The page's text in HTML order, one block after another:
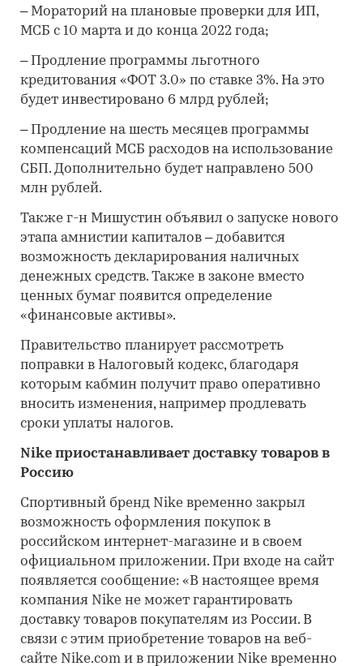
– Мораторий на плановые проверки для ИП,
МСБ с 10 марта и до конца 2022 года;
– Продление программы льготного
кредитования «ФОТ 3.0» по ставке 3%. На это
будет инвестировано 6 млрд рублей;
– Продление на шесть месяцев программы
компенсаций МСБ расходов на использование
СБП. Дополнительно будет направлено 500
млн рублей.
Также г-н Мишустин объявил о запуске нового
этапа амнистии капиталов – добавится
возможность декларирования наличных
денежных средств. Также в законе вместо
ценных бумаг появится определение
«финансовые активы».
Правительство планирует рассмотреть
поправки в Налоговый кодекс, благодаря
которым кабмин получит право оперативно
вносить изменения, например продлевать
сроки уплаты налогов.
Nike приостанавливает доставку товаров в
Россию
Спортивный бренд Nike временно закрыл
возможность оформления покупок в
российском интернет-магазине и в своем
официальном приложении. При входе на сайт
появляется сообщение: «В настоящее время
компания Nike не может гарантировать
доставку товаров покупателям из России. В
связи с этим приобретение товаров на веб-
сайте Nike.com и в приложении Nike временно